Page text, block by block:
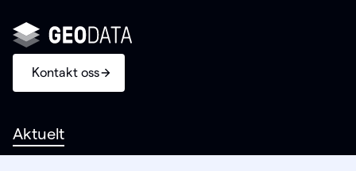
Kontakt oss
Aktuelt